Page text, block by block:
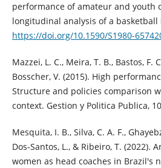
performance of amateur and youth
longitudinal analysis of a basketball
https://doi.org/10.1590/S1980-
Mazzei, L. C., Meira, T. B., Bastos, F.
Bosscher, V. (2015). High
Structure and policies comparison
context. Gestion y Politica Publica,
Mesquita, I. B., Silva, C. A. F.,
Dos-Santos, L., & Ribeiro, T. (2022).
women as head coaches in Brazil's